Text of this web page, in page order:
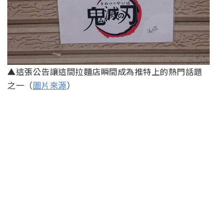
▲這張公告讓這間拉麵店瞬間成為推特上的熱門話題
之一（圖片來源）